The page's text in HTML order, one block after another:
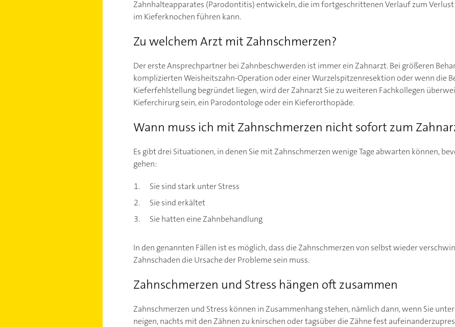
Zahnhalteapparates (Parodontitis) entwickeln, die im fortgeschrittenen Verlauf zum Verlust
im Kieferknochen führen kann.
Zu welchem Arzt mit Zahnschmerzen?
Der erste Ansprechpartner bei Zahnbeschwerden ist immer ein Zahnarzt. Bei größeren
komplizierten Weisheitszahn-Operation oder einer Wurzelspitzenresektion oder wenn die
Kieferfehlstellung begründet liegen, wird der Zahnarzt Sie zu weiteren Fachkollegen
Kieferchirurg sein, ein Parodontologe oder ein Kieferorthopäde.
Wann muss ich mit Zahnschmerzen nicht sofort zum
Es gibt drei Situationen, in denen Sie mit Zahnschmerzen wenige Tage abwarten können,
gehen:
Sie sind stark unter Stress
Sie sind erkältet
Sie hatten eine Zahnbehandlung
In den genannten Fällen ist es möglich, dass die Zahnschmerzen von selbst wieder
Zahnschaden die Ursache der Probleme sein muss.
Zahnschmerzen und Stress hängen oft zusammen
Zahnschmerzen und Stress können in Zusammenhang stehen, nämlich dann, wenn Sie
neigen, nachts mit den Zähnen zu knirschen oder tagsüber die Zähne fest